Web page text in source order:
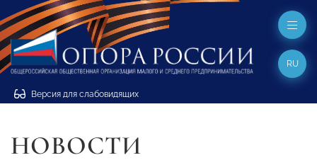
Версия для слабовидящих
RU
НОВОСТИ